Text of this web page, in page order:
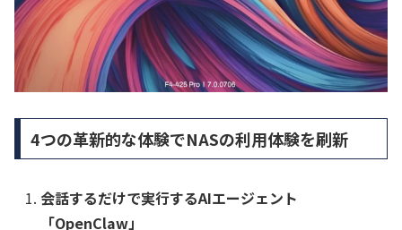
4つの革新的な体験でNASの利用体験を刷新
会話するだけで実行するAIエージェント
「OpenClaw」